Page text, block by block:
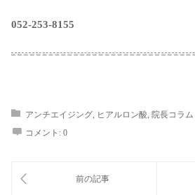
052-253-8155
アンチエイジング, ヒアルロン酸, 院長コラム
コメント: 0